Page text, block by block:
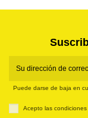
Puede darse de baja en
Acepto las